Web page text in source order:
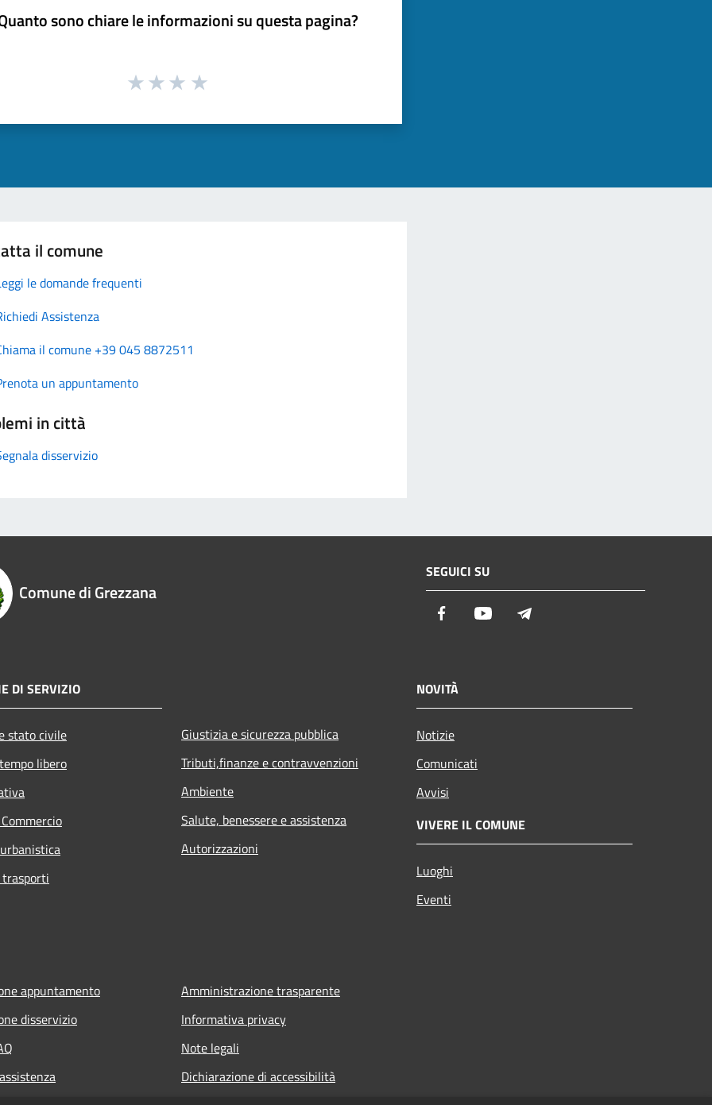
sono chiare le informazioni su questa pagina?
il comune
le domande frequenti
Assistenza
il comune +39 045 8872511
un appuntamento
in città
disservizio
Comune di Grezzana
SEGUICI SU
Facebook Youtube
DI SERVIZIO
stato civile
libero
Giustizia e sicurezza pubblica
Tributi,finanze e contravvenzioni
Ambiente
Salute, benessere e assistenza
Autorizzazioni
NOVITÀ
Notizie
Comunicati
Avvisi
VIVERE IL COMUNE
Luoghi
Eventi
appuntamento
disservizio
Amministrazione trasparente
Informativa privacy
Note legali
Dichiarazione di accessibilità